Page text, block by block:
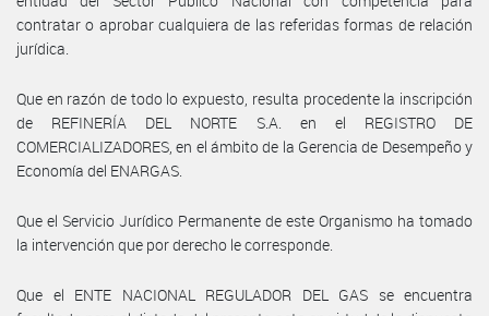
contratar o aprobar cualquiera de las referidas formas de relación
jurídica.
Que en razón de todo lo expuesto, resulta procedente la inscripción
de REFINERÍA DEL NORTE S.A. en el REGISTRO DE
COMERCIALIZADORES, en el ámbito de la Gerencia de Desempeño y
Economía del ENARGAS.
Que el Servicio Jurídico Permanente de este Organismo ha tomado
la intervención que por derecho le corresponde.
Que el ENTE NACIONAL REGULADOR DEL GAS se encuentra